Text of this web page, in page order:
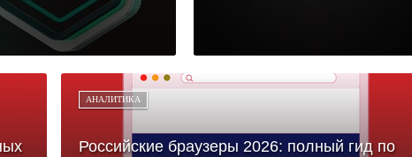
АНАЛИТИКА
Российские браузеры 2026: полный гид по